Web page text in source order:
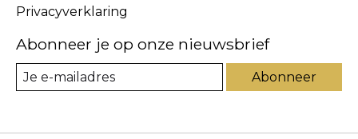
Privacyverklaring
Abonneer je op onze nieuwsbrief
Abonneer